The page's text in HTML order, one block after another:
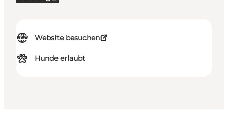
Website besuchen
Hunde erlaubt